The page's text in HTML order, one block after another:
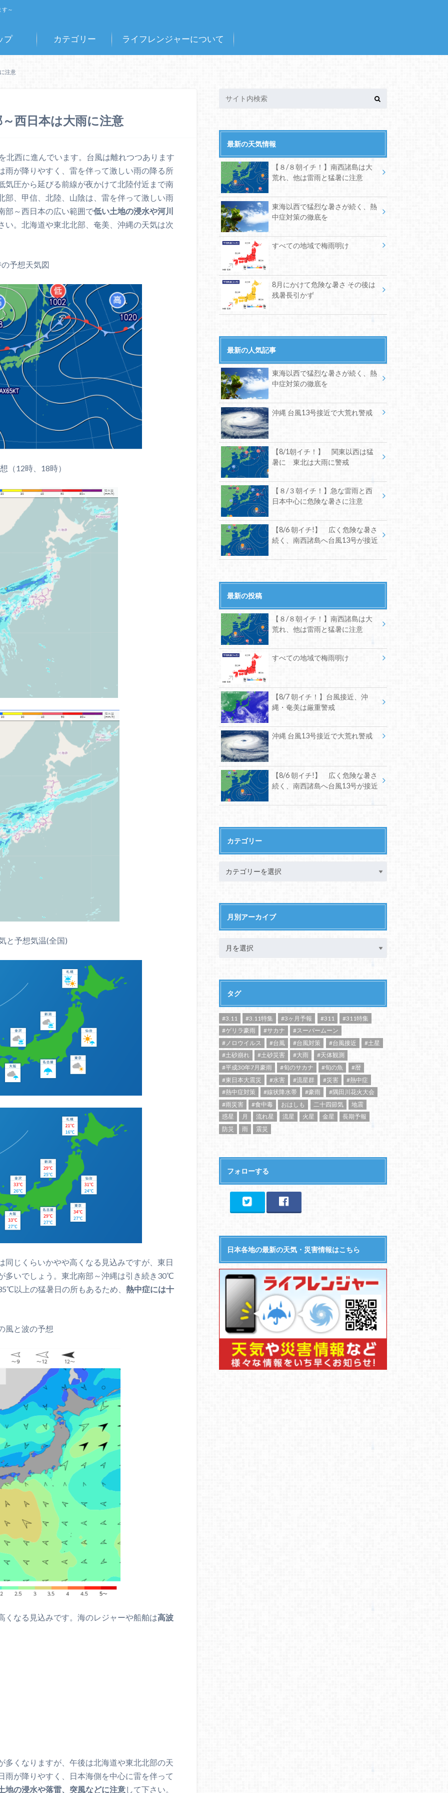
～
プ カテゴリー ライフレンジャーについて
注意
西日本は大雨に注意
北西に進んでいます。台風は離れつつあります
雨が降りやすく、雷を伴って激しい雨の降る所
気圧から延びる前線が夜かけて北陸付近まで南
部、甲信、北陸、山陰は、雷を伴って激しい雨
部～西日本の広い範囲で低い土地の浸水や河川
い。北海道や東北北部、奄美、沖縄の天気は次
予想天気図
（12時、18時）
と予想気温(全国)
じくらいかやや高くなる見込みですが、東日
多いでしょう。東北南部～沖縄は引き続き30℃
以上の猛暑日の所もあるため、 熱中症には十
風と波の予想
くなる見込みです。海のレジャーや船舶は高波
多くなりますが、午後は北海道や東北北部の天
が降りやすく、日本海側を中心に雷を伴って
地の浸水や落雷、突風などに注意して下さい。
最新の天気情報
【８/８朝イチ！】南西諸島は大
荒れ、他は雷雨と猛暑に注意
東海以西で猛烈な暑さが続く、熱
中症対策の徹底を
すべての地域で梅雨明け
8月にかけて危険な暑さ その後は
残暑長引かず
最新の人気記事
東海以西で猛烈な暑さが続く、熱
中症対策の徹底を
沖縄 台風13号接近で大荒れ警戒
【8/1朝イチ！】 関東以西は猛
暑に 東北は大雨に警戒
【８/３朝イチ！】急な雷雨と西
日本中心に危険な暑さに注意
【8/6 朝イチ!】 広く危険な暑さ
続く、南西諸島へ台風13号が接近
最新の投稿
【８/８朝イチ！】南西諸島は大
荒れ、他は雷雨と猛暑に注意
すべての地域で梅雨明け
【8/7 朝イチ！】台風接近、沖
縄・奄美は厳重警戒
沖縄 台風13号接近で大荒れ警戒
【8/6 朝イチ!】 広く危険な暑さ
続く、南西諸島へ台風13号が接近
カテゴリー
月別アーカイブ
タグ
#3.11 #3.11特集 #3ヶ月予報 #311
#311特集
#ゲリラ豪雨
#サカナ
#スーパームーン
#ノロウイルス
#台風 #台風対策 #台風接近
#土星
#土砂崩れ
#土砂災害 #大雨
#天体観測
#平成30年7月豪雨
#旬のサカナ #旬の魚
#暦
#東日本大震災
#水害 #流星群 #災害
#熱中症
#熱中症対策
#線状降水帯 #豪雨
#隅田川花火大会
#雨災害
#食中毒 おはしも 二十四節気
地震
惑星
月 流れ星 流星 火星 金星
長期予報
防災
雨 震災
フォローする
日本各地の最新の天気・災害情報はこちら